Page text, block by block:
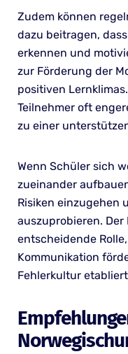
Zudem können
dazu beitragen,
erkennen und
zur Förderung der
positiven
Teilnehmer oft
zu einer
Wenn Schüler sich
zueinander
Risiken einzugehen
auszuprobieren.
entscheidende
Kommunikation
Fehlerkultur